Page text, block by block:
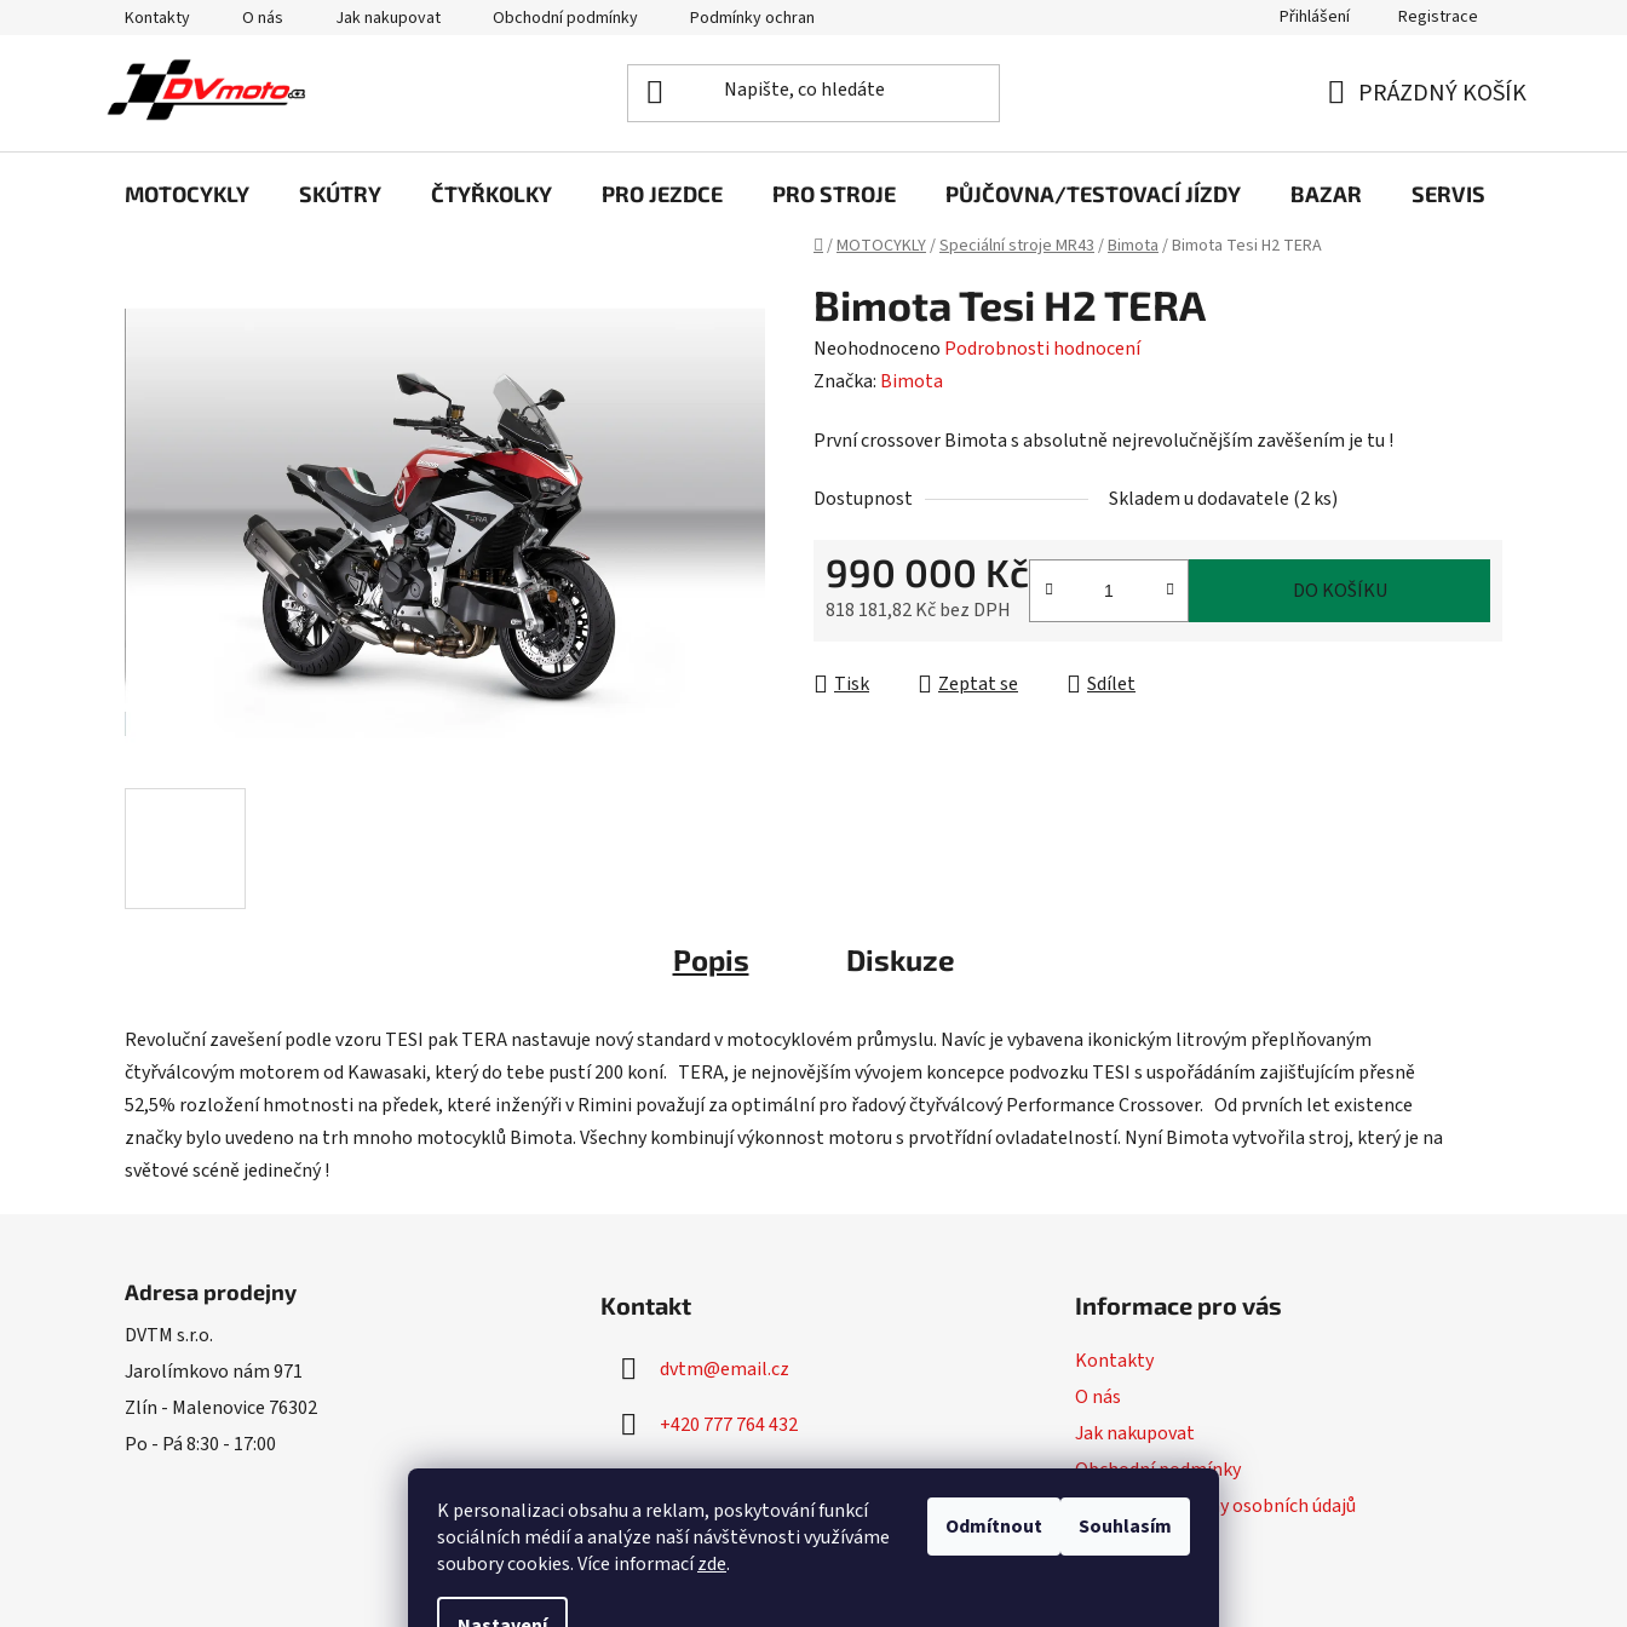
K personalizaci obsahu a reklam, poskytování funkcí
sociálních médií a analýze naší návštěvnosti využíváme
soubory cookies. Více informacízde.
Odmítnout Souhlasím
Kontakty O nás Jak nakupovat Obchodní podmínky Podmínky ochrany osobních údajů Přihlášení Registrace
KOŠÍK
PRÁZDNÝ KOŠÍK
MOTOCYKLY SKÚTRY ČTYŘKOLKY PRO JEZDCE PRO STROJE PŮJČOVNA/TESTOVACÍ JÍZDY BAZAR SERVIS
Domů
/MOTOCYKLY/Speciální stroje MR43/Bimota/Bimota Tesi H2 TERA
Bimota Tesi H2 TERA
Průměrné
hodnocení
je
z
hvězdiček.
Neohodnoceno Podrobnosti hodnocení
Značka: Bimota
První crossover Bimota s absolutně nejrevolučnějším zavěšením je tu !
Dostupnost Skladem u dodavatele (2 ks)
990 000 Kč
818 181,82 Kč bez DPH
DO KOŠÍKU
Tisk Zeptat se Sdílet
Popis Diskuze
Revoluční zavešení podle vzoru TESI pak TERA nastavuje nový standard v motocyklovém průmyslu. Navíc je vybavena ikonickým litrovým přeplňovaným
čtyřválcovým motorem od Kawasaki, který do tebe pustí 200 koní. TERA, je nejnovějším vývojem koncepce podvozku TESI s uspořádáním zajišťujícím přesně
52,5% rozložení hmotnosti na předek, které inženýři v Rimini považují za optimální pro řadový čtyřválcový Performance Crossover. Od prvních let existence
značky bylo uvedeno na trh mnoho motocyklů Bimota. Všechny kombinují výkonnost motoru s prvotřídní ovladatelností. Nyní Bimota vytvořila stroj, který je na
světové scéně jedinečný !
Adresa prodejny
DVTM s.r.o.
Jarolímkovo nám 971
Zlín - Malenovice 76302
Po - Pá 8:30 - 17:00
Kontakt
dvtm@email.cz
+420 777 764 432
Informace pro vás
Kontakty
O nás
Jak nakupovat
Obchodní podmínky
Podmínky ochrany osobních údajů